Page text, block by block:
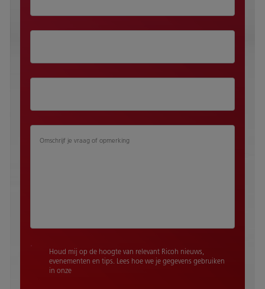
Omschrijf je vraag of opmerking
Houd mij op de hoogte van relevant Ricoh nieuws,
evenementen en tips. Lees hoe we je gegevens gebruiken
in onze